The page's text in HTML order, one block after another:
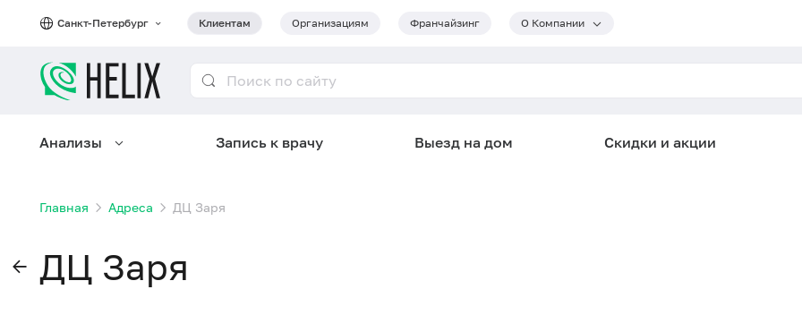
Санкт-Петербург Клиентам Организациям Франчайзинг О Компании
Анализы Запись к врачу Выезд на дом Скидки и акции
Главная Адреса ДЦ Заря
ДЦ Заря